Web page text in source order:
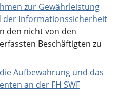
zur Gewährleistung
der Informationssicherheit
den nicht von den
Beschäftigten zu
Aufbewahrung und das
an der FH SWF